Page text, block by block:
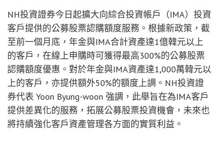
NH投資證券今日起擴大向綜合投資帳戶（IMA）投資
客戶提供的公募股票認購額度服務。根據新政策，截
至前一個月底，年金與IMA合計資產達1億韓元以上
的客戶，在線上申購時可獲得最高300%的公募股票
認購額度優惠。對於年金與IMA資產達1,000萬韓元以
上的客戶，亦提供額外50%的額度上調。NH投資證
券代表 Yoon Byung-woon 強調，此舉旨在為IMA客戶
提供差異化的服務，拓展公募股票投資機會，未來也
將持續強化客戶資產管理各方面的實質利益。